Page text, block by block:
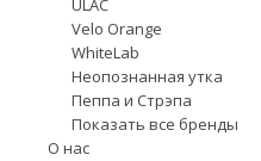
ULÄC
Velo Orange
WhiteLab
Неопознанная утка
Пеппа и Стрэпа
Показать все бренды
О нас